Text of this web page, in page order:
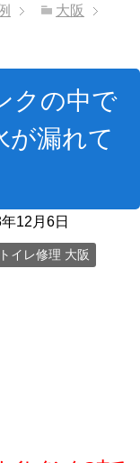
大阪
クの中で
が漏れて
12月6日
トイレ修理 大阪